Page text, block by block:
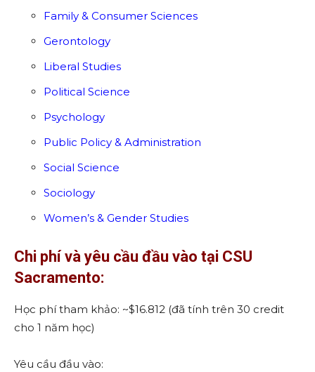
Family & Consumer Sciences
Gerontology
Liberal Studies
Political Science
Psychology
Public Policy & Administration
Social Science
Sociology
Women’s & Gender Studies
Chi phí và yêu cầu đầu vào tại CSU
Sacramento:
Học phí tham khảo: ~$16.812 (đã tính trên 30 credit
cho 1 năm học)
Yêu cầu đầu vào: